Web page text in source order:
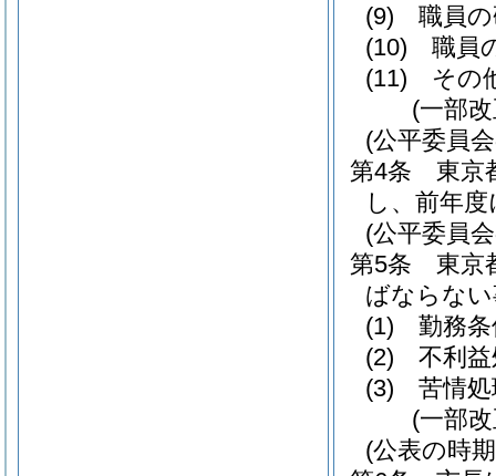
(9)
職員
(10)
職員
(11)
その
(一部
(公平委員
第4条
東京
し、前年
(公平委員
第5条
東京
ばならな
(1)
勤務
(2)
不利
(3)
苦情
(一部
(公表の時